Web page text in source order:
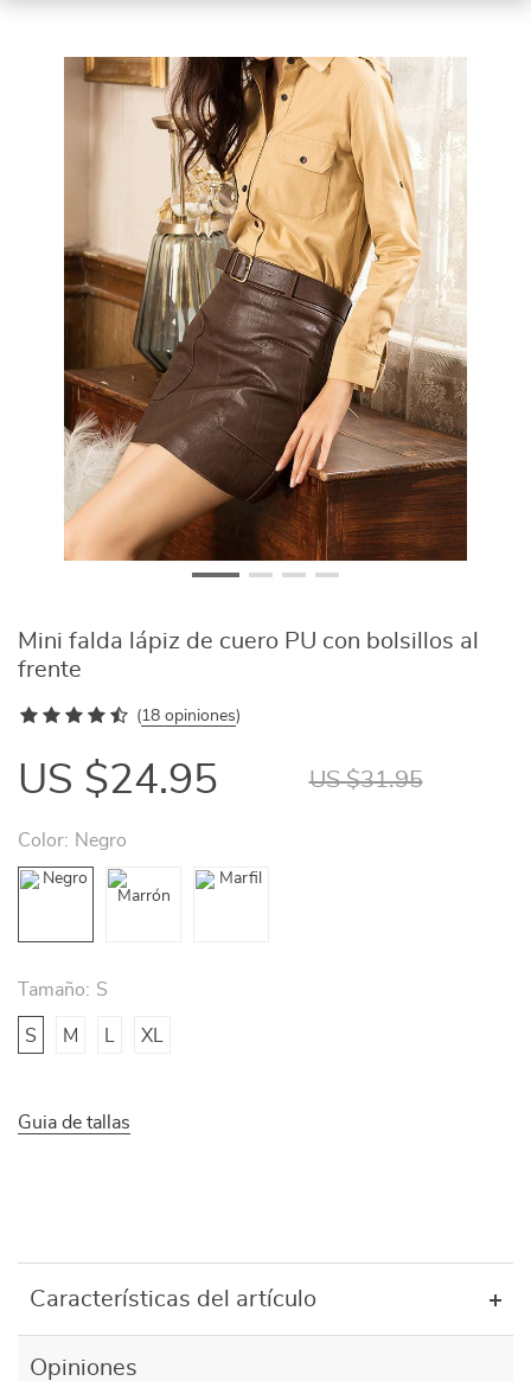
Mini falda lápiz de cuero PU con bolsillos al
frente
(18 opiniones)
US $24.95 US $31.95
Color: Negro
Tamaño: S
S M XL
Guia de tallas
Características del artículo
Opiniones